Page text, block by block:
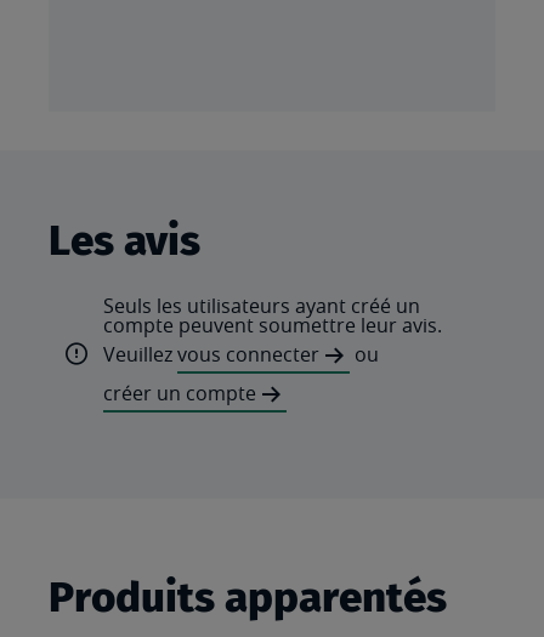
Les avis
Seuls les utilisateurs ayant créé un
compte peuvent soumettre leur avis.
Veuillezvous connecter
ou
créer un compte
Produits apparentés